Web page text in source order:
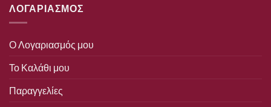
ΛΟΓΑΡΙΑΣΜΟΣ
Ο Λογαριασμός μου
Το Καλάθι μου
Παραγγελίες